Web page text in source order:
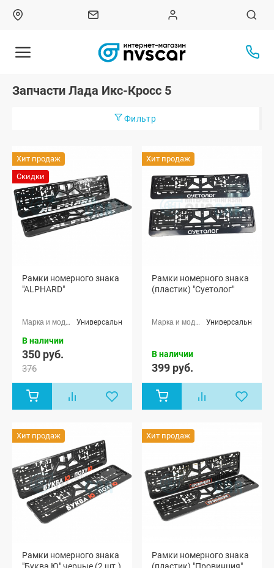
Запчасти Лада Икс-Кросс 5
Фильтр
Хит продаж
Скидки
Рамки номерного знака
"ALPHARD"
Универсальные
В наличии
350 руб.
376
Хит продаж
Рамки номерного знака
(пластик) "Суетолог"
Универсальные
В наличии
399 руб.
Хит продаж
Рамки номерного знака
"Буква Ю" черные (2 шт.)
Хит продаж
Рамки номерного знака
(пластик) "Провинция"